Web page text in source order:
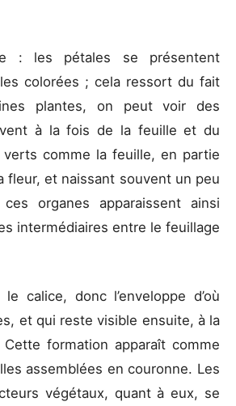
: les pétales se présentent
colorées ; cela ressort du fait
plantes, on peut voir des
à la fois de la feuille et du
comme la feuille, en partie
fleur, et naissant souvent un peu
organes apparaissent ainsi
intermédiaires entre le feuillage
calice, donc l’enveloppe d’où
et qui reste visible ensuite, à la
formation apparaît comme
assemblées en couronne. Les
végétaux, quant à eux, se